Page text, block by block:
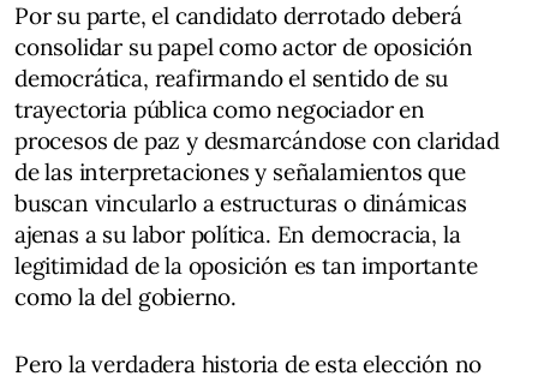
Por su parte, el candidato derrotado deberá
consolidar su papel como actor de oposición
democrática, reafirmando el sentido de su
trayectoria pública como negociador en
procesos de paz y desmarcándose con claridad
de las interpretaciones y señalamientos que
buscan vincularlo a estructuras o dinámicas
ajenas a su labor política. En democracia, la
legitimidad de la oposición es tan importante
como la del gobierno.
Pero la verdadera historia de esta elección no